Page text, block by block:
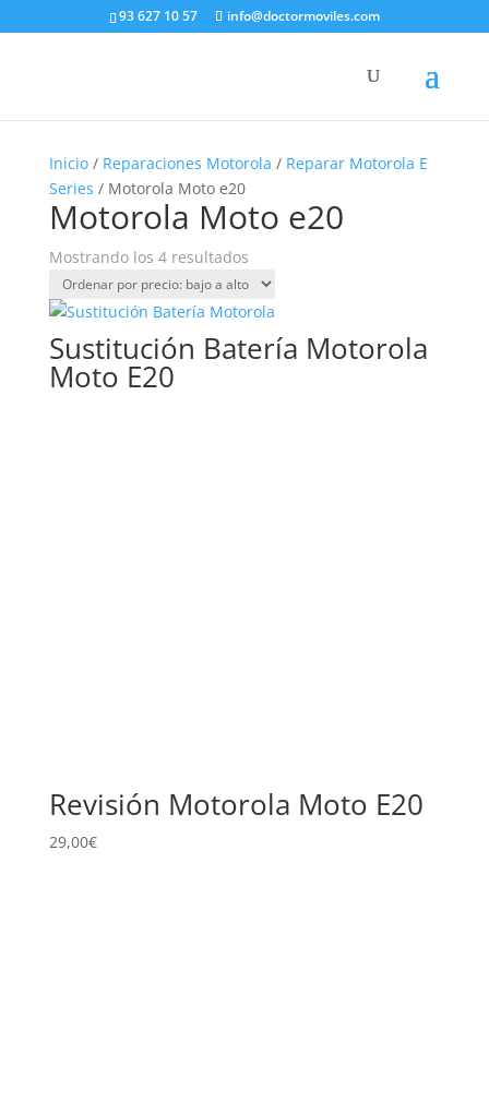
93 627 10 57 info@doctormoviles.com
Inicio/ Reparaciones Motorola / Reparar Motorola E
Series / Motorola Moto e20
Motorola Moto e20
Mostrando los 4 resultadosOrdenado
por
precio:
a
Sustitución Batería Motorola
Moto E20
Revisión Motorola Moto E20
29,00€